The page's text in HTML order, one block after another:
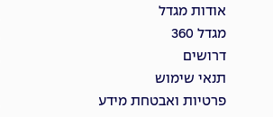
אודות מגדל
מגדל 360
דרושים
תנאי שימוש
פרטיות ואבטחת מידע